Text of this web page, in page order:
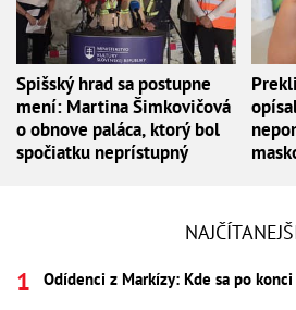
Spišský hrad sa postupne
mení: Martina Šimkovičová
o obnove paláca, ktorý bol
spočiatku neprístupný
Odídenci z Markízy: Kde sa po